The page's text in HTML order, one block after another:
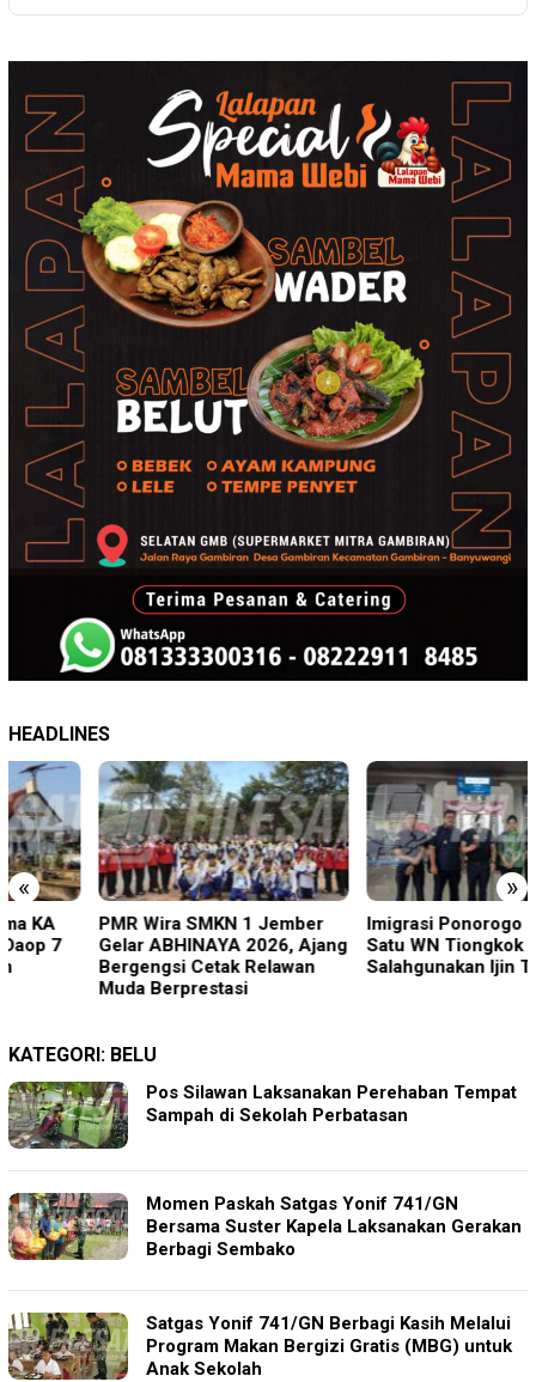
HEADLINES
« »
PMR Wira SMKN 1 Jember
Gelar ABHINAYA 2026, Ajang
Bergengsi Cetak Relawan
Muda Berprestasi
Imigrasi Ponorogo Deportasi
Satu WN Tiongkok
Salahgunakan Ijin Tinggal
KATEGORI: BELU
Pos Silawan Laksanakan Perehaban Tempat
Sampah di Sekolah Perbatasan
Momen Paskah Satgas Yonif 741/GN
Bersama Suster Kapela Laksanakan Gerakan
Berbagi Sembako
Satgas Yonif 741/GN Berbagi Kasih Melalui
Program Makan Bergizi Gratis (MBG) untuk
Anak Sekolah